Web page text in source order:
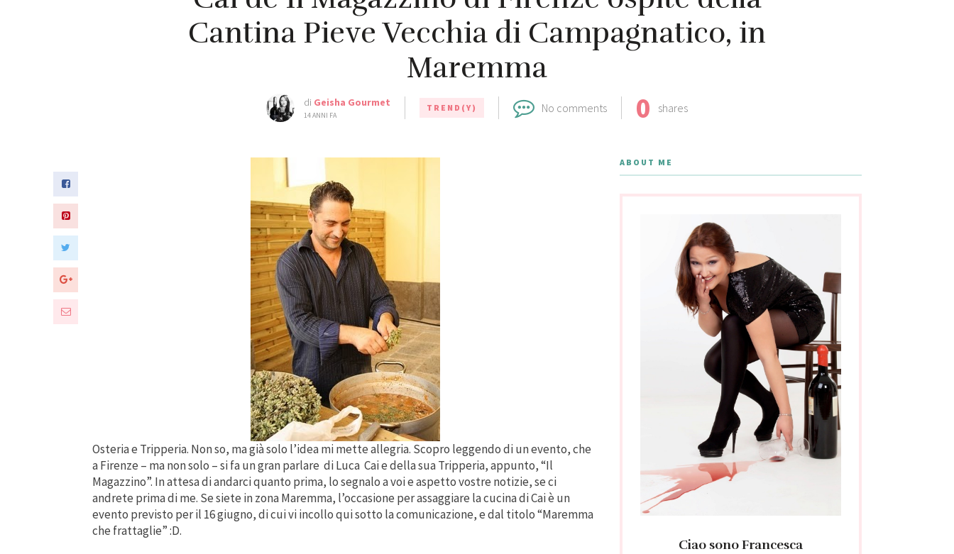
Cantina Pieve Vecchia di Campagnatico, in
Maremma
di Geisha Gourmet
14 ANNI FA
TREND(Y) No comments 0 shares
Osteria e Tripperia. Non so, ma già solo l’idea mi mette allegria. Scopro leggendo di un evento, che
a Firenze – ma non solo – si fa un gran parlare di Luca Cai e della sua Tripperia, appunto, “Il
Magazzino”. In attesa di andarci quanto prima, lo segnalo a voi e aspetto vostre notizie, se ci
andrete prima di me. Se siete in zona Maremma, l’occasione per assaggiare la cucina di Cai è un
evento previsto per il 16 giugno, di cui vi incollo qui sotto la comunicazione, e dal titolo “Maremma
che frattaglie” :D.
ABOUT ME
Ciao sono Francesca